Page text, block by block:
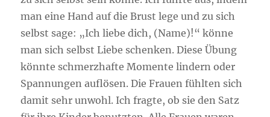
man eine Hand auf die Brust lege und zu sich
selbst sage: „Ich liebe dich, (Name)!“ könne
man sich selbst Liebe schenken. Diese Übung
könnte schmerzhafte Momente lindern oder
Spannungen auflösen. Die Frauen fühlten sich
damit sehr unwohl. Ich fragte, ob sie den Satz